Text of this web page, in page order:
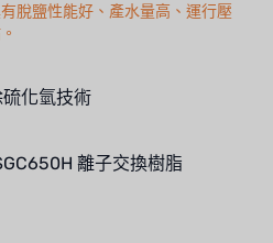
脫鹽性能好、產水量高、運行壓
化氫技術
離子交換樹脂